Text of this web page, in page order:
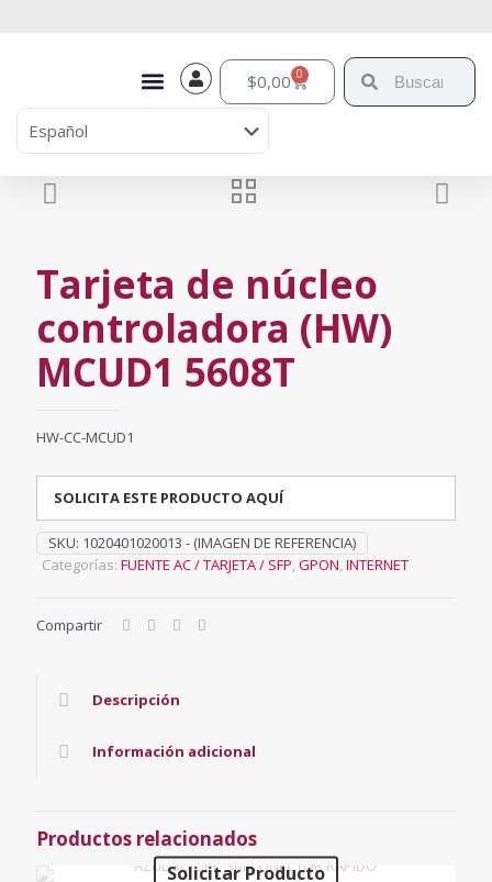
$0,00 0
Tarjeta de núcleo
controladora (HW)
MCUD1 5608T
HW-CC-MCUD1
SOLICITA ESTE PRODUCTO AQUÍ
SKU: 1020401020013 - (IMAGEN DE REFERENCIA)
Categorías: FUENTE AC / TARJETA / SFP, GPON, INTERNET
Compartir
Descripción
Información adicional
Productos relacionados
Solicitar Producto